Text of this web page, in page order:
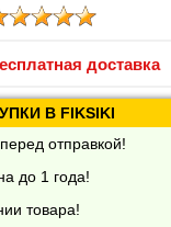
доставка
В FIKSIKI
отправкой!
до 1 года!
товара!